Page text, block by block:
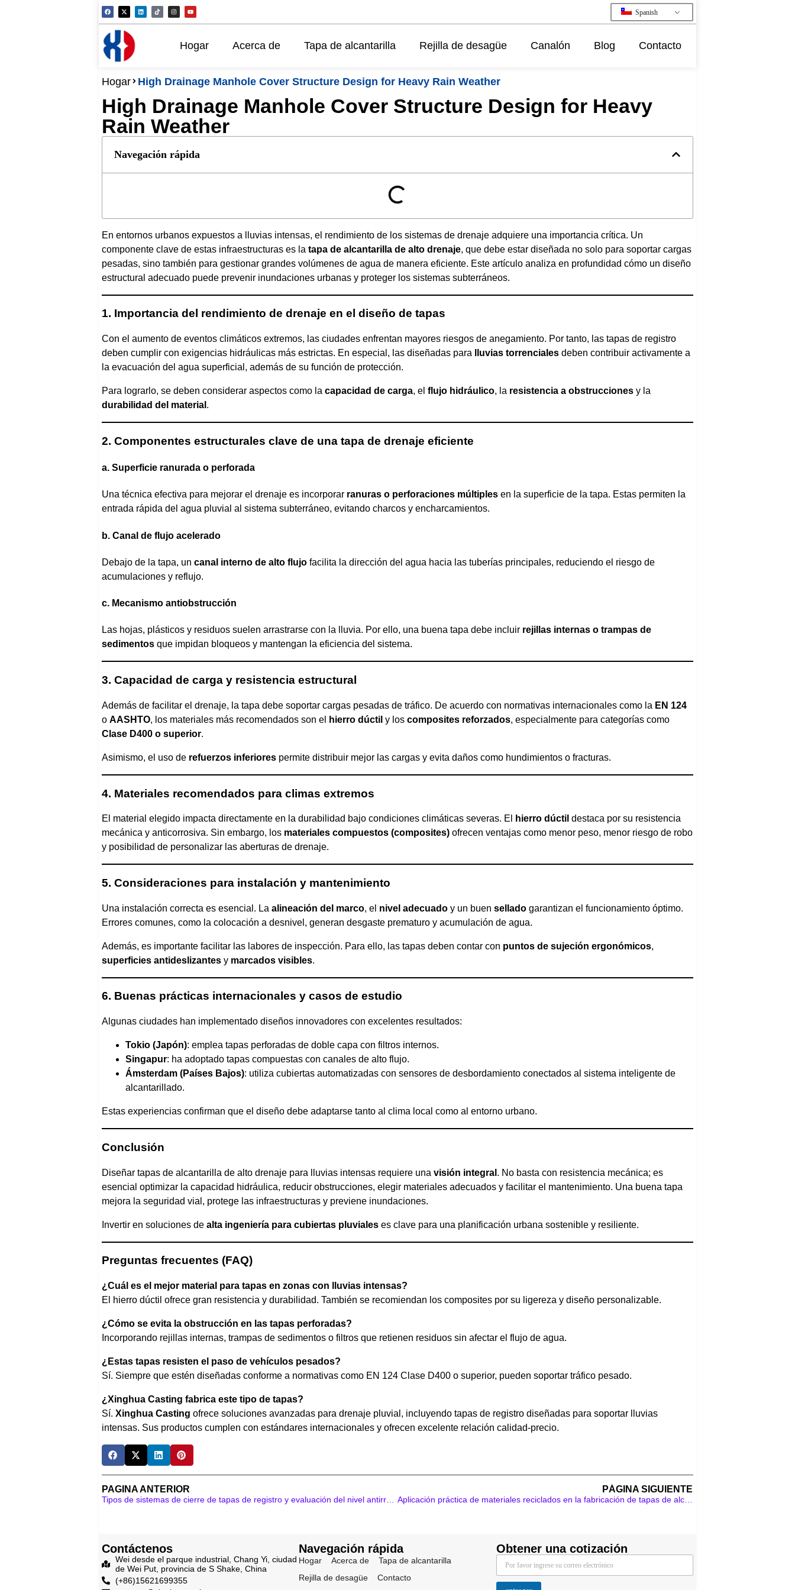
Spanish
Hogar Acerca de Tapa de alcantarilla Rejilla de desagüe Canalón Blog Contacto
Hogar High Drainage Manhole Cover Structure Design for Heavy Rain Weather
High Drainage Manhole Cover Structure Design for Heavy
Rain Weather
Navegación rápida
En entornos urbanos expuestos a lluvias intensas, el rendimiento de los sistemas de drenaje adquiere una importancia crítica. Un
componente clave de estas infraestructuras es la tapa de alcantarilla de alto drenaje, que debe estar diseñada no solo para soportar cargas
pesadas, sino también para gestionar grandes volúmenes de agua de manera eficiente. Este artículo analiza en profundidad cómo un diseño
estructural adecuado puede prevenir inundaciones urbanas y proteger los sistemas subterráneos.
1. Importancia del rendimiento de drenaje en el diseño de tapas
Con el aumento de eventos climáticos extremos, las ciudades enfrentan mayores riesgos de anegamiento. Por tanto, las tapas de registro
deben cumplir con exigencias hidráulicas más estrictas. En especial, las diseñadas para
lluvias torrenciales deben contribuir activamente a
la evacuación del agua superficial, además de su función de protección.
Para lograrlo, se deben considerar aspectos como la capacidad de carga, el flujo hidráulico, la resistencia a obstrucciones y la
durabilidad del material .
2. Componentes estructurales clave de una tapa de drenaje eficiente
a. Superficie ranurada o perforada
Una técnica efectiva para mejorar el drenaje es incorporar ranuras o perforaciones múltiples en la superficie de la tapa. Estas permiten la
entrada rápida del agua pluvial al sistema subterráneo, evitando charcos y encharcamientos.
b. Canal de flujo acelerado
Debajo de la tapa, un canal interno de alto flujo facilita la dirección del agua hacia las tuberías principales, reduciendo el riesgo de
acumulaciones y reflujo.
c. Mecanismo antiobstrucción
Las hojas, plásticos y residuos suelen arrastrarse con la lluvia. Por ello, una buena tapa debe incluir rejillas internas o trampas de
sedimentos que impidan bloqueos y mantengan la eficiencia del sistema.
3. Capacidad de carga y resistencia estructural
Además de facilitar el drenaje, la tapa debe soportar cargas pesadas de tráfico. De acuerdo con normativas internacionales como la EN 124
o AASHTO, los materiales más recomendados son el hierro dúctil y los composites reforzados, especialmente para categorías como
Clase D400 o superior.
Asimismo, el uso de refuerzos inferiores permite distribuir mejor las cargas y evita daños como hundimientos o fracturas.
4. Materiales recomendados para climas extremos
El material elegido impacta directamente en la durabilidad bajo condiciones climáticas severas. El hierro dúctil destaca por su resistencia
mecánica y anticorrosiva. Sin embargo, los materiales compuestos (composites) ofrecen ventajas como menor peso, menor riesgo de robo
y posibilidad de personalizar las aberturas de drenaje.
5. Consideraciones para instalación y mantenimiento
Una instalación correcta es esencial. La alineación del marco, el nivel adecuado y un buen sellado garantizan el funcionamiento óptimo.
Errores comunes, como la colocación a desnivel, generan desgaste prematuro y acumulación de agua.
Además, es importante facilitar las labores de inspección. Para ello, las tapas deben contar con puntos de sujeción ergonómicos,
superficies antideslizantes y marcados visibles.
6. Buenas prácticas internacionales y casos de estudio
Algunas ciudades han implementado diseños innovadores con excelentes resultados:
Tokio (Japón): emplea tapas perforadas de doble capa con filtros internos.
Singapur: ha adoptado tapas compuestas con canales de alto flujo.
Ámsterdam (Países Bajos): utiliza cubiertas automatizadas con sensores de desbordamiento conectados al sistema inteligente de
alcantarillado.
Estas experiencias confirman que el diseño debe adaptarse tanto al clima local como al entorno urbano.
Conclusión
Diseñar tapas de alcantarilla de alto drenaje para lluvias intensas requiere una visión integral . No basta con resistencia mecánica; es
esencial optimizar la capacidad hidráulica, reducir obstrucciones, elegir materiales adecuados y facilitar el mantenimiento. Una buena tapa
mejora la seguridad vial, protege las infraestructuras y previene inundaciones.
Invertir en soluciones de alta ingeniería para cubiertas pluviales es clave para una planificación urbana sostenible y resiliente.
Preguntas frecuentes (FAQ)
¿Cuál es el mejor material para tapas en zonas con lluvias intensas?
El hierro dúctil ofrece gran resistencia y durabilidad. También se recomiendan los composites por su ligereza y diseño personalizable.
¿Cómo se evita la obstrucción en las tapas perforadas?
Incorporando rejillas internas, trampas de sedimentos o filtros que retienen residuos sin afectar el flujo de agua.
¿Estas tapas resisten el paso de vehículos pesados?
Sí. Siempre que estén diseñadas conforme a normativas como EN 124 Clase D400 o superior, pueden soportar tráfico pesado.
¿Xinghua Casting fabrica este tipo de tapas?
Sí. Xinghua Casting ofrece soluciones avanzadas para drenaje pluvial, incluyendo tapas de registro diseñadas para soportar lluvias
intensas. Sus productos cumplen con estándares internacionales y ofrecen excelente relación calidad-precio.
PAGINA ANTERIOR PÁGINA SIGUIENTE
Aplicación práctica de materiales reciclados en la fabricación de tapas de alcantarilla
Contáctenos
Wei desde el parque industrial, Chang Yi, ciudad
de Wei Put, provincia de S Shake, China
(+86)15621699355
Navegación rápida
Hogar Acerca de
Tapa de alcantarilla
Rejilla de desagüe
Contacto
Obtener una cotización
a
a
a